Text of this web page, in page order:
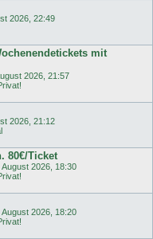
2026, 22:49
mit
2026, 21:57
2026, 21:12
80€/Ticket
August 2026, 18:30
August 2026, 18:20